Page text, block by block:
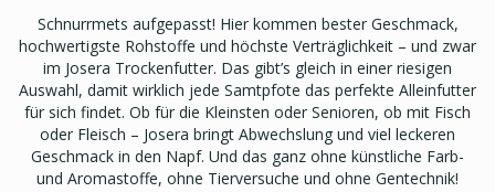
Schnurrmets aufgepasst! Hier kommen bester Geschmack,
hochwertigste Rohstoffe und höchste Verträglichkeit – und zwar
im Josera Trockenfutter. Das gibt’s gleich in einer riesigen
Auswahl, damit wirklich jede Samtpfote das perfekte Alleinfutter
für sich findet. Ob für die Kleinsten oder Senioren, ob mit Fisch
oder Fleisch – Josera bringt Abwechslung und viel leckeren
Geschmack in den Napf. Und das ganz ohne künstliche Farb-
und Aromastoffe, ohne Tierversuche und ohne Gentechnik!